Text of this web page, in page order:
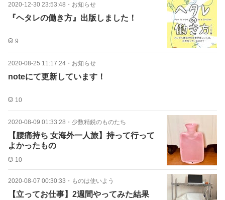
2020-12-30 23:53:48 ・ お知らせ
『ヘタレの働き方』出版しました！
9
2020-08-25 11:17:24 ・ お知らせ
noteにて更新しています！
10
2020-08-09 01:33:28 ・ 少数精鋭のものたち
【腰痛持ち 女海外一人旅】持って行って
よかったもの
10
2020-08-07 00:30:33 ・ ものは使いよう
【立ってお仕事】2週間やってみた結果